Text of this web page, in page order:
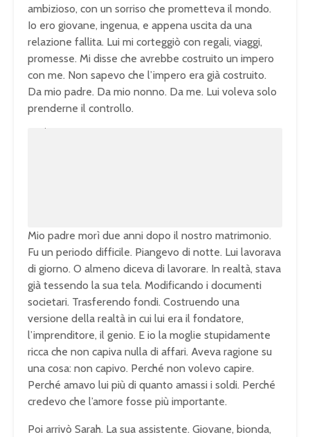
ambizioso, con un sorriso che prometteva il mondo.
Io ero giovane, ingenua, e appena uscita da una
relazione fallita. Lui mi corteggiò con regali, viaggi,
promesse. Mi disse che avrebbe costruito un impero
con me. Non sapevo che l’impero era già costruito.
Da mio padre. Da mio nonno. Da me. Lui voleva solo
prenderne il controllo.
Mio padre morì due anni dopo il nostro matrimonio.
Fu un periodo difficile. Piangevo di notte. Lui lavorava
di giorno. O almeno diceva di lavorare. In realtà, stava
già tessendo la sua tela. Modificando i documenti
societari. Trasferendo fondi. Costruendo una
versione della realtà in cui lui era il fondatore,
l’imprenditore, il genio. E io la moglie stupidamente
ricca che non capiva nulla di affari. Aveva ragione su
una cosa: non capivo. Perché non volevo capire.
Perché amavo lui più di quanto amassi i soldi. Perché
credevo che l’amore fosse più importante.
Poi arrivò Sarah. La sua assistente. Giovane, bionda,